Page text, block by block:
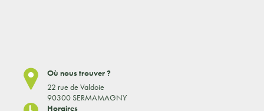
Où nous trouver ?
22 rue de Valdoie
90300 SERMAMAGNY
Horaires